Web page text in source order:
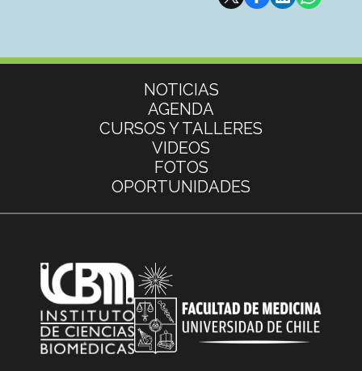
NOTICIAS
AGENDA
CURSOS Y TALLERES
VIDEOS
FOTOS
OPORTUNIDADES